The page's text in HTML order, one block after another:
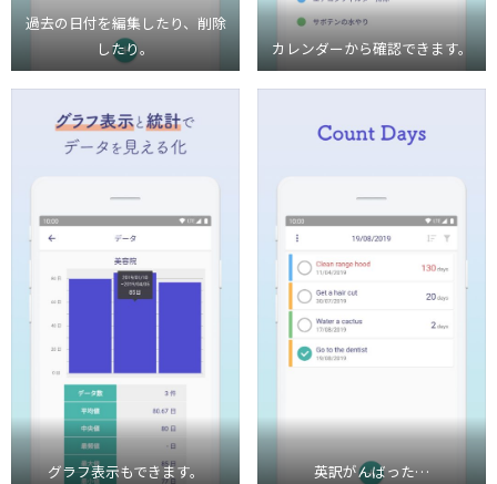
過去の日付を編集したり、削除
したり。
カレンダーから確認できます。
グラフ表示もできます。 英訳がんばった…